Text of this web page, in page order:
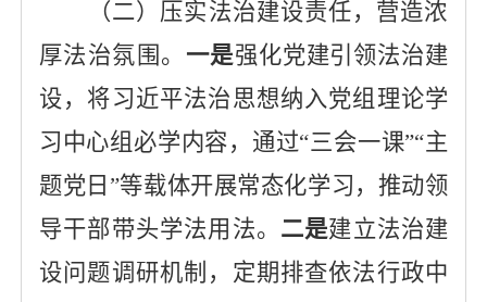
（二） 压实法治建设责任，营造浓
厚法治氛围 。 一是强化党建引领法治建
设，将习近平法治思想纳入党组理论学
习中心组必学内容，通过“三会一课”“主
题党日”等载体开展常态化学习，推动领
导干部带头学法用法。 二是建立法治建
设问题调研机制，定期排查依法行政中